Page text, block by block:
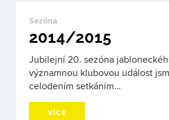
Sezóna
2014/2015
Jubilejní 20. sezóna
významnou klubovou událost
celodením setkáním…
VÍCE